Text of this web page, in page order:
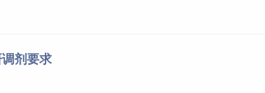
符合下列条件：
剂要求